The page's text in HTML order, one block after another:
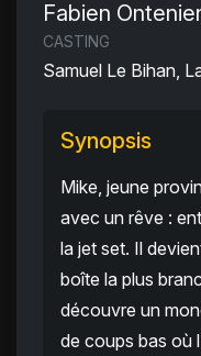
Fabien
CASTING
Samuel Le Bihan,
Synopsis
Mike, jeune
avec un rêve :
la jet set. Il
boîte la plus
découvre un
de coups bas où